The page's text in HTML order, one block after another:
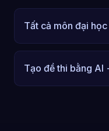
Tất cả môn đại
Tạo đề thi bằng AI